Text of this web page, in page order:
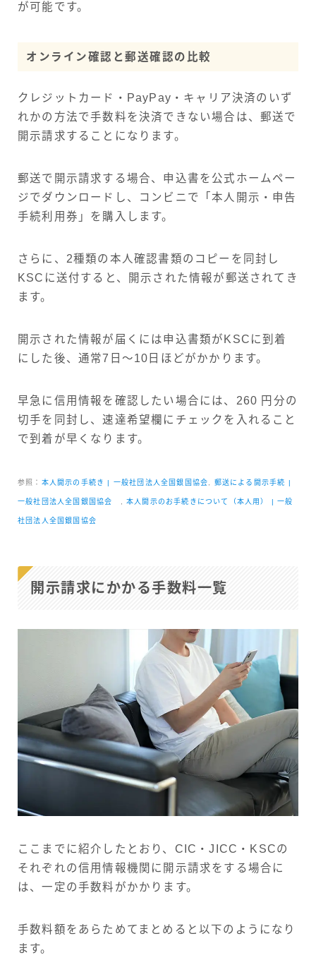
が可能です。
オンライン確認と郵送確認の比較
クレジットカード・PayPay・キャリア決済のいず
れかの方法で手数料を決済できない場合は、郵送で
開示請求することになります。
郵送で開示請求する場合、申込書を公式ホームペー
ジでダウンロードし、コンビニで「本人開示・申告
手続利用券」を購入します。
さらに、2種類の本人確認書類のコピーを同封し
KSCに送付すると、開示された情報が郵送されてき
ます。
開示された情報が届くには申込書類がKSCに到着
にした後、通常7日～10日ほどがかかります。
早急に信用情報を確認したい場合には、260 円分の
切手を同封し、速達希望欄にチェックを入れること
で到着が早くなります。
参照： 本人開示の手続き | 一般社団法人全国銀国協会, 郵送による開示手続 |
一般社団法人全国銀国協会 ,本人開示のお手続きについて（本人用） | 一般
社団法人全国銀国協会
開示請求にかかる手数料一覧
ここまでに紹介したとおり、CIC・JICC・KSCの
それぞれの信用情報機関に開示請求をする場合に
は、一定の手数料がかかります。
手数料額をあらためてまとめると以下のようになり
ます。